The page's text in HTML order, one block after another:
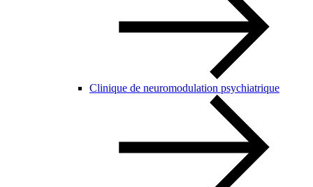
Clinique de neuromodulation psychiatrique